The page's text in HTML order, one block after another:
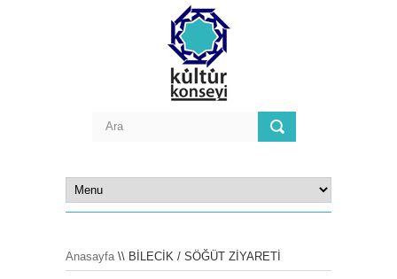
Anasayfa\\ BİLECİK / SÖĞÜT ZİYARETİ